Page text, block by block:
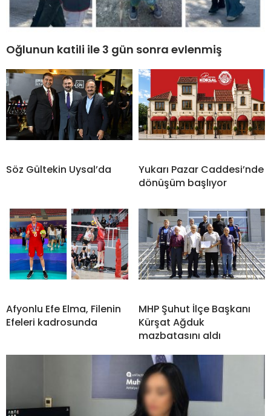
Oğlunun katili ile 3 gün sonra evlenmiş
Söz Gültekin Uysal’da
Yukarı Pazar Caddesi’nde
dönüşüm başlıyor
Afyonlu Efe Elma, Filenin
Efeleri kadrosunda
MHP Şuhut İlçe Başkanı
Kürşat Ağduk
mazbatasını aldı